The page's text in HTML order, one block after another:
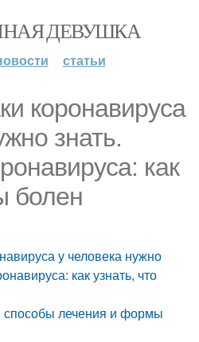
ДЕВУШКА
статьи
коронавируса
знать.
как
болен
у человека нужно
как узнать, что
способы лечения и формы